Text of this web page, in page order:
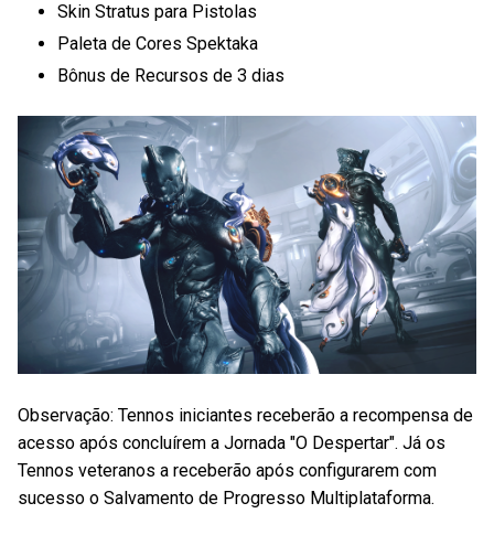
Skin Stratus para Pistolas
Paleta de Cores Spektaka
Bônus de Recursos de 3 dias
Observação: Tennos iniciantes receberão a recompensa de
acesso após concluírem a Jornada "O Despertar". Já os
Tennos veteranos a receberão após configurarem com
sucesso o Salvamento de Progresso Multiplataforma.